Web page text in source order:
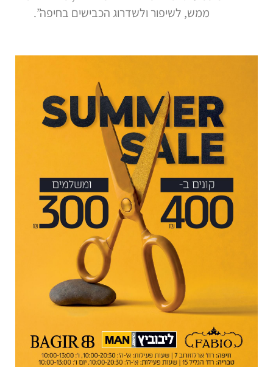
ממש, לשיפור ולשדרוג הכבישים בחיפה”.